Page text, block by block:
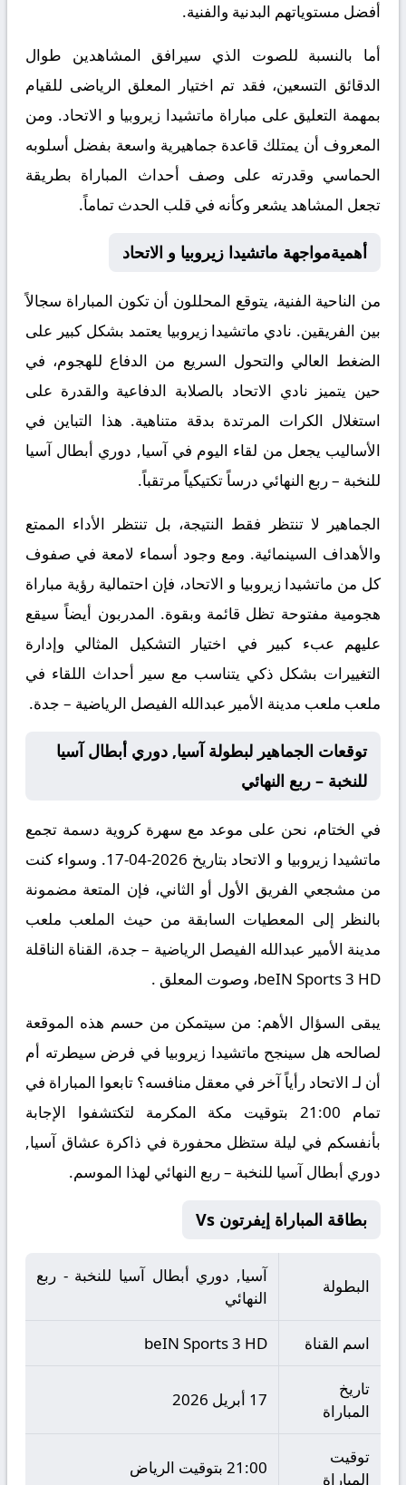
أفضل مستوياتهم البدنية والفنية.
أما بالنسبة للصوت الذي سيرافق المشاهدين طوال
الدقائق التسعين، فقد تم اختيار المعلق الرياضى للقيام
بمهمة التعليق على مباراة ماتشيدا زيروبيا و الاتحاد. ومن
المعروف أن يمتلك قاعدة جماهيرية واسعة بفضل أسلوبه
الحماسي وقدرته على وصف أحداث المباراة بطريقة
تجعل المشاهد يشعر وكأنه في قلب الحدث تماماً.
أهميةمواجهة ماتشيدا زيروبيا و الاتحاد
من الناحية الفنية، يتوقع المحللون أن تكون المباراة سجالاً
بين الفريقين. نادي ماتشيدا زيروبيا يعتمد بشكل كبير على
الضغط العالي والتحول السريع من الدفاع للهجوم، في
حين يتميز نادي الاتحاد بالصلابة الدفاعية والقدرة على
استغلال الكرات المرتدة بدقة متناهية. هذا التباين في
الأساليب يجعل من لقاء اليوم في آسيا, دوري أبطال آسيا
للنخبة – ربع النهائي درساً تكتيكياً مرتقباً.
الجماهير لا تنتظر فقط النتيجة، بل تنتظر الأداء الممتع
والأهداف السينمائية. ومع وجود أسماء لامعة في صفوف
كل من ماتشيدا زيروبيا و الاتحاد، فإن احتمالية رؤية مباراة
هجومية مفتوحة تظل قائمة وبقوة. المدربون أيضاً سيقع
عليهم عبء كبير في اختيار التشكيل المثالي وإدارة
التغييرات بشكل ذكي يتناسب مع سير أحداث اللقاء في
ملعب ملعب مدينة الأمير عبدالله الفيصل الرياضية – جدة.
توقعات الجماهير لبطولة آسيا, دوري أبطال آسيا
للنخبة – ربع النهائي
في الختام، نحن على موعد مع سهرة كروية دسمة تجمع
ماتشيدا زيروبيا و الاتحاد بتاريخ 2026-04-17. وسواء كنت
من مشجعي الفريق الأول أو الثاني، فإن المتعة مضمونة
بالنظر إلى المعطيات السابقة من حيث الملعب ملعب
مدينة الأمير عبدالله الفيصل الرياضية – جدة، القناة الناقلة
beIN Sports 3 HD، وصوت المعلق .
يبقى السؤال الأهم: من سيتمكن من حسم هذه الموقعة
لصالحه هل سينجح ماتشيدا زيروبيا في فرض سيطرته أم
أن لـ الاتحاد رأياً آخر في معقل منافسه؟ تابعوا المباراة في
تمام 21:00 بتوقيت مكة المكرمة لتكتشفوا الإجابة
بأنفسكم في ليلة ستظل محفورة في ذاكرة عشاق آسيا,
دوري أبطال آسيا للنخبة – ربع النهائي لهذا الموسم.
بطاقة المباراة إيفرتون Vs
البطولة
آسيا, دوري أبطال آسيا للنخبة - ربع
النهائي
اسم القناة beIN Sports 3 HD
تاريخ
المباراة
17 أبريل 2026
توقيت
المباراة
21:00 بتوقيت الرياض